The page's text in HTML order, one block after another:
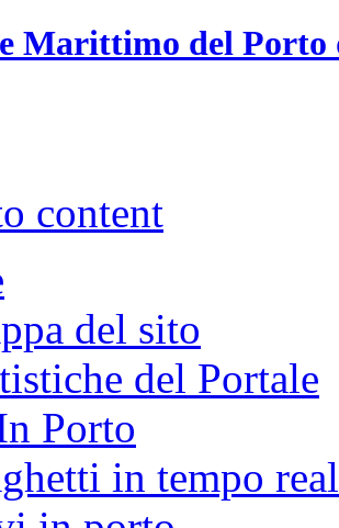
Marittimo del
content
del sito
del Portale
Porto
in tempo